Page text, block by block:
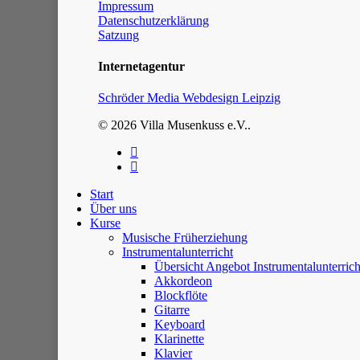
Impressum
Datenschutzerklärung
Satzung
Internetagentur
Schröder Media Webdesign Leipzig
© 2026 Villa Musenkuss e.V..
facebook
instagram
Start
Über uns
Kurse
Musische Früherziehung
Instrumentalunterricht
Übersicht Angebot
Akkordeon
Blockflöte
Gitarre
Keyboard
Klarinette
Klavier